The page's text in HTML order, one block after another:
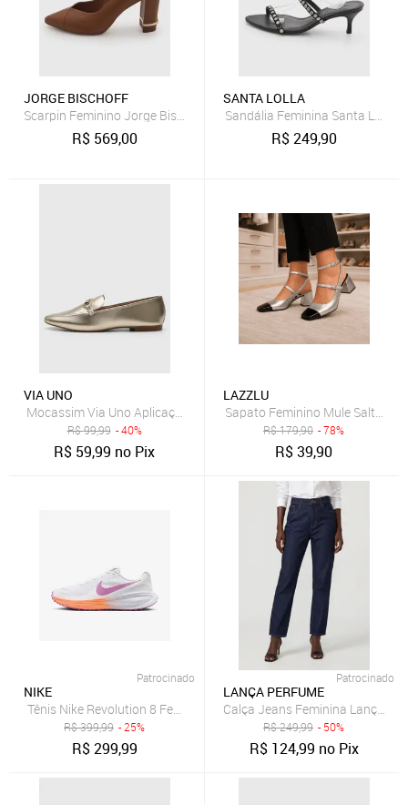
JORGE BISCHOFF
Scarpin Feminino Jorge Bischoff Couro Bico Fino Marrom
R$ 569,00
SANTA LOLLA
Sandália Feminina Santa Lolla
R$249,90
VIA UNO
Mocassim Via Uno Aplicação Dourado
R$99,99 - 40%
R$ 59,99 no Pix
LAZZLU
Sapato Feminino Mule Salto
R$179,90 - 78%
R$39,90
Patrocinado
NIKE
Tênis Nike Revolution 8 Feminino
R$399,99 - 25%
R$299,99
Patrocinado
LANÇA PERFUME
Calça Jeans Feminina Lança
R$249,99 - 50%
R$ 124,99 no Pix